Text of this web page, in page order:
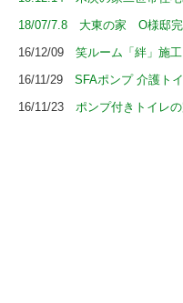
18/07/7.8 大東の家 O様邸
16/12/09 笑ルーム「絆」施工
16/11/29 SFAポンプ 介護ト
16/11/23 ポンプ付きトイレ